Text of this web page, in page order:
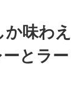
味わえ
とラー